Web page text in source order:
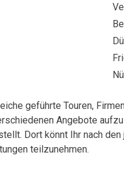
geführte Touren,
Angebote
Dort könnt Ihr nach
teilzunehmen.